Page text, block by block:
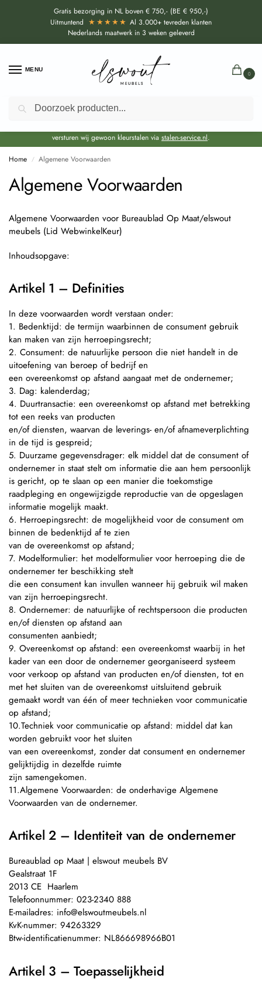
Gratis bezorging in NL boven € 750,- (BE € 950,-)
Uitmuntend ★★★★★ Al 3.000+ tevreden klanten
Nederlands maatwerk in 3 weken geleverd
MENU
0
Door de bouwvakperiode geldt momenteel een EXTRA levertijd van circa 3
weken bovenop de reguliere levertijd.
versturen wij gewoon kleurstalen via stalen-service.nl.
Home / Algemene Voorwaarden
Algemene Voorwaarden
Algemene Voorwaarden voor Bureaublad Op Maat/elswout
meubels (Lid WebwinkelKeur)
Inhoudsopgave:
Artikel 1 – Definities
In deze voorwaarden wordt verstaan onder:
1. Bedenktijd: de termijn waarbinnen de consument gebruik
kan maken van zijn herroepingsrecht;
2. Consument: de natuurlijke persoon die niet handelt in de
uitoefening van beroep of bedrijf en
een overeenkomst op afstand aangaat met de ondernemer;
3. Dag: kalenderdag;
4. Duurtransactie: een overeenkomst op afstand met betrekking
tot een reeks van producten
en/of diensten, waarvan de leverings- en/of afnameverplichting
in de tijd is gespreid;
5. Duurzame gegevensdrager: elk middel dat de consument of
ondernemer in staat stelt om informatie die aan hem persoonlijk
is gericht, op te slaan op een manier die toekomstige
raadpleging en ongewijzigde reproductie van de opgeslagen
informatie mogelijk maakt.
6. Herroepingsrecht: de mogelijkheid voor de consument om
binnen de bedenktijd af te zien
van de overeenkomst op afstand;
7. Modelformulier: het modelformulier voor herroeping die de
ondernemer ter beschikking stelt
die een consument kan invullen wanneer hij gebruik wil maken
van zijn herroepingsrecht.
8. Ondernemer: de natuurlijke of rechtspersoon die producten
en/of diensten op afstand aan
consumenten aanbiedt;
9. Overeenkomst op afstand: een overeenkomst waarbij in het
kader van een door de ondernemer georganiseerd systeem
voor verkoop op afstand van producten en/of diensten, tot en
met het sluiten van de overeenkomst uitsluitend gebruik
gemaakt wordt van één of meer technieken voor communicatie
op afstand;
10.Techniek voor communicatie op afstand: middel dat kan
worden gebruikt voor het sluiten
van een overeenkomst, zonder dat consument en ondernemer
gelijktijdig in dezelfde ruimte
zijn samengekomen.
11.Algemene Voorwaarden: de onderhavige Algemene
Voorwaarden van de ondernemer.
Artikel 2 – Identiteit van de ondernemer
Bureaublad op Maat | elswout meubels BV
Gealstraat 1F
2013 CE Haarlem
Telefoonnummer: 023-2340 888
E-mailadres: info@elswoutmeubels.nl
KvK-nummer: 94263329
Btw-identificatienummer: NL866698966B01
Artikel 3 – Toepasselijkheid